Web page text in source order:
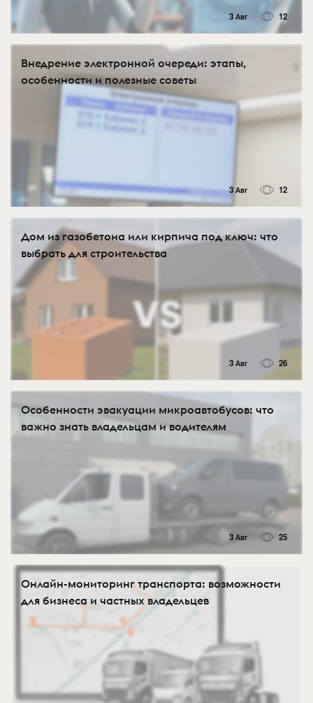
3 Авг 12
Внедрение электронной очереди: этапы,
особенности и полезные советы
3 Авг 12
Дом из газобетона или кирпича под ключ: что
выбрать для строительства
3 Авг 26
Особенности эвакуации микроавтобусов: что
важно знать владельцам и водителям
3 Авг 25
Онлайн-мониторинг транспорта: возможности
для бизнеса и частных владельцев